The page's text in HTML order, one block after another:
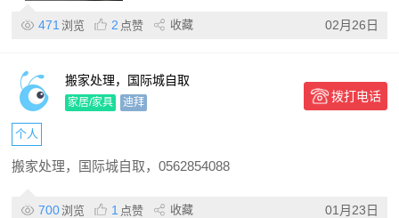
471 浏览 2 点赞 收藏 02月26日
搬家处理，国际城自取
家居/家具 迪拜 拨打电话
个人
搬家处理，国际城自取，0562854088
700浏览 1 点赞 收藏 01月23日